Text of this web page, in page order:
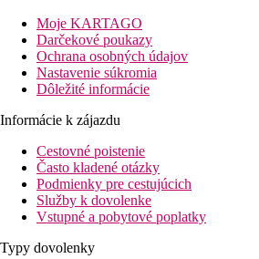
Vzdialenosť
pláže: 0 m (pri pláži)
letisko: 69 km Holguin
centrá: 6 km Guardalavaca, 57
Junior Suita:
43m²
kúpeľňa/WC (sušič vlasov)
manželská posteľ (king size)
(twin)
TV/sat.
Moje KARTAGO
Darčekové poukazy
Ochrana osobných údajov
Nastavenie súkromia
Dôležité informácie
Informácie k zájazdu
Cestovné poistenie
Často kladené otázky
Podmienky pre cestujúcich
Služby k dovolenke
Vstupné a pobytové poplatky
Typy dovolenky